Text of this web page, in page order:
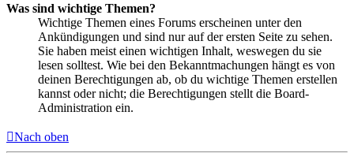
Was sind wichtige Themen?
Wichtige Themen eines Forums erscheinen unter den
Ankündigungen und sind nur auf der ersten Seite zu sehen.
Sie haben meist einen wichtigen Inhalt, weswegen du sie
lesen solltest. Wie bei den Bekanntmachungen hängt es von
deinen Berechtigungen ab, ob du wichtige Themen erstellen
kannst oder nicht; die Berechtigungen stellt die Board-
Administration ein.
Nach oben